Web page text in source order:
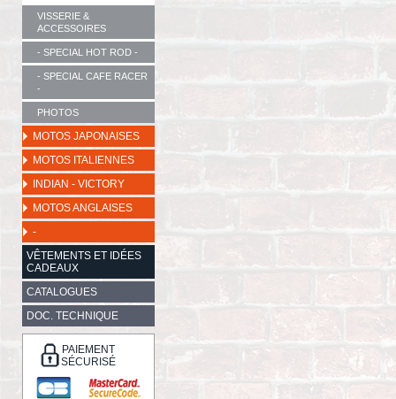
VISSERIE &
ACCESSOIRES
- SPECIAL HOT ROD -
- SPECIAL CAFE RACER
-
PHOTOS
MOTOS JAPONAISES
MOTOS ITALIENNES
INDIAN - VICTORY
MOTOS ANGLAISES
-
VÊTEMENTS ET IDÉES
CADEAUX
CATALOGUES
DOC. TECHNIQUE
PAIEMENT
SÉCURISÉ